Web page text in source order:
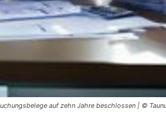
auf zehn Jahre beschlossen | ©